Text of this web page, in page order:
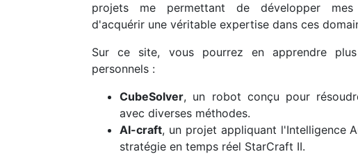
projets me permettant de développer mes
d'acquérir une véritable expertise dans ces
Sur ce site, vous pourrez en apprendre
personnels :
CubeSolver, un robot conçu pour
avec diverses méthodes.
AI-craft, un projet appliquant l'Intelligence
stratégie en temps réel StarCraft II.